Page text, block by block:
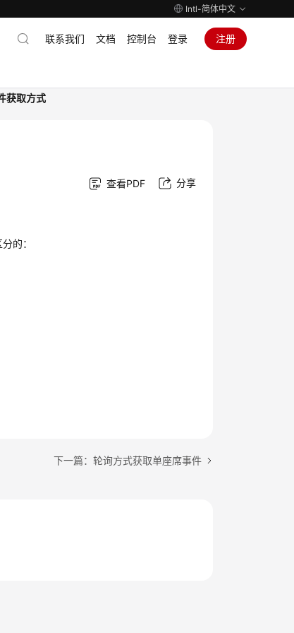
Intl-简体中文
联系我们 文档 控制台 登录 注册
获取方式
查看PDF 分享
的：
下一篇：轮询方式获取单座席事件